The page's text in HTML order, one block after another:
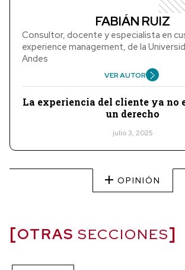
FABIÁN RUIZ
Consultor, docente y especialista en
experience management, de la
Andes
VER AUTOR
La experiencia del cliente ya no
un derecho
julio 3, 2025
OPINIÓN
OTRAS SECCIONES